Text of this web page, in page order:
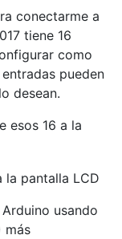
conectarme a
tiene 16
como
pueden
desean.
esos 16 a la
usando
más